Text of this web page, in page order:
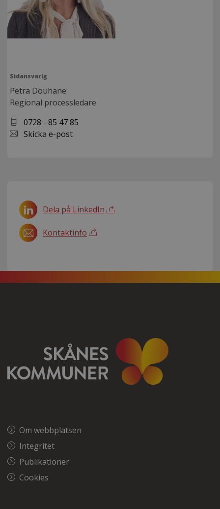
Sidansvarig
Petra Douhane
Regional processledare
0728 - 85 47 85
Skicka e-post
Dela på LinkedIn
Kontaktinfo
Om webbplatsen
Integritet
Publikationer
Cookies